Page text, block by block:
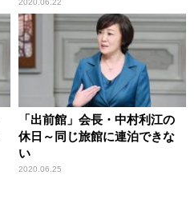
2020.06.22
「出前館」会長・中村利江の
休日～同じ旅館に連泊できな
い
2020.06.25